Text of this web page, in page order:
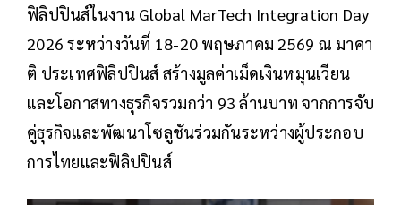
ฟิลิปปินส์ในงาน Global MarTech Integration Day
2026 ระหว่างวันที่ 18-20 พฤษภาคม 2569 ณ มาคา
ติ ประเทศฟิลิปปินส์ สร้างมูลค่าเม็ดเงินหมุนเวียน
และโอกาสทางธุรกิจรวมกว่า 93 ล้านบาท จากการจับ
คู่ธุรกิจและพัฒนาโซลูชันร่วมกันระหว่างผู้ประกอบ
การไทยและฟิลิปปินส์